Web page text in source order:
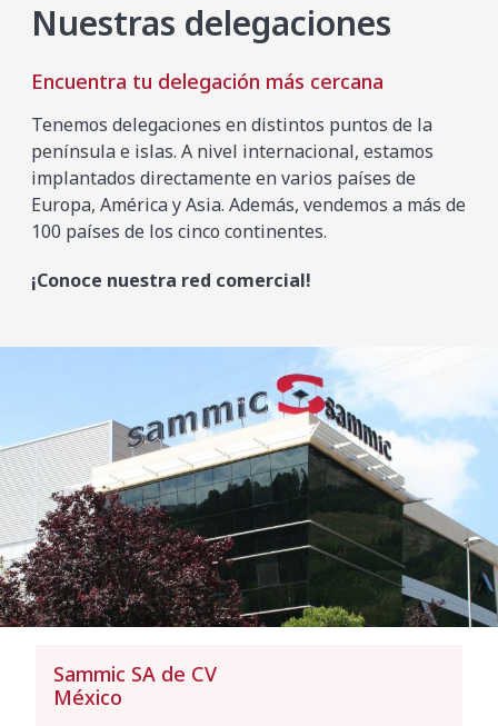
Nuestras delegaciones
Encuentra tu delegación más cercana
Tenemos delegaciones en distintos puntos de la
península e islas. A nivel internacional, estamos
implantados directamente en varios países de
Europa, América y Asia. Además, vendemos a más de
100 países de los cinco continentes.
¡Conoce nuestra red comercial!
Sammic SA de CV
México